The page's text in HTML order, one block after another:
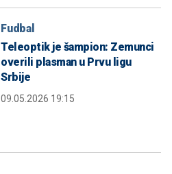
Fudbal
Teleoptik je šampion: Zemunci
overili plasman u Prvu ligu
Srbije
09.05.2026 19:15